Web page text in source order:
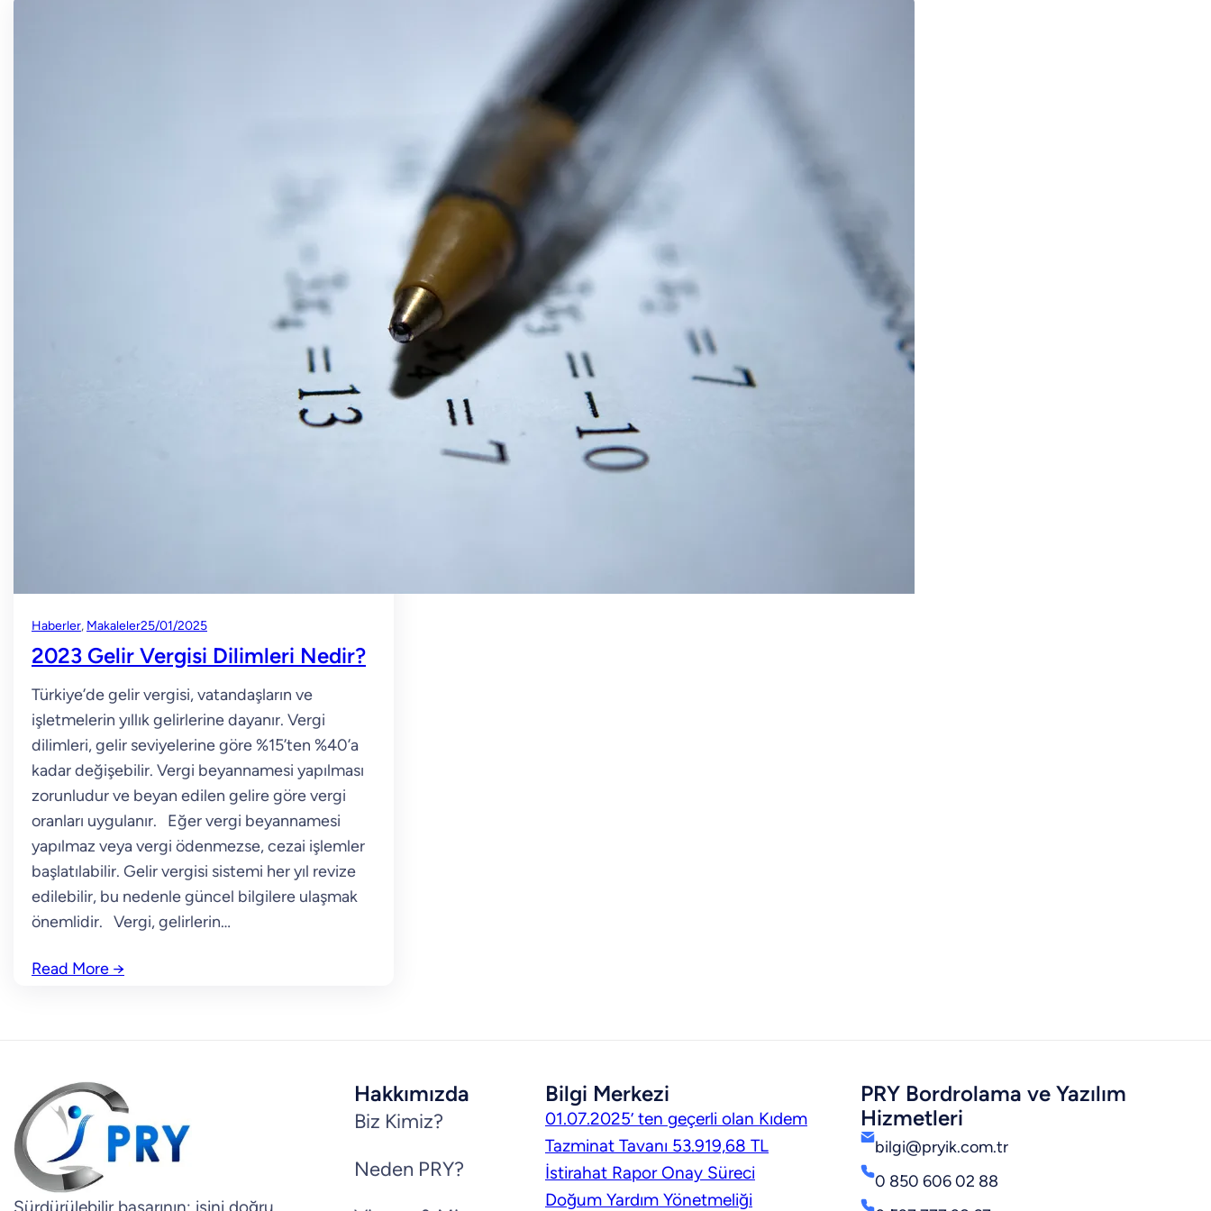
Haberler, Makaleler25/01/2025
2023 Gelir Vergisi Dilimleri Nedir?
Türkiye’de gelir vergisi, vatandaşların ve
işletmelerin yıllık gelirlerine dayanır. Vergi
dilimleri, gelir seviyelerine göre %15’ten %40’a
kadar değişebilir. Vergi beyannamesi yapılması
zorunludur ve beyan edilen gelire göre vergi
oranları uygulanır. Eğer vergi beyannamesi
yapılmaz veya vergi ödenmezse, cezai işlemler
başlatılabilir. Gelir vergisi sistemi her yıl revize
edilebilir, bu nedenle güncel bilgilere ulaşmak
önemlidir. Vergi, gelirlerin…
Read More →
Hakkımızda
Biz Kimiz?
Neden PRY?
Bilgi Merkezi
01.07.2025’ ten geçerli olan Kıdem
Tazminat Tavanı 53.919,68 TL
İstirahat Rapor Onay Süreci
Doğum Yardım Yönetmeliği
PRY Bordrolama ve Yazılım
Hizmetleri
bilgi@pryik.com.tr
0 850 606 02 88